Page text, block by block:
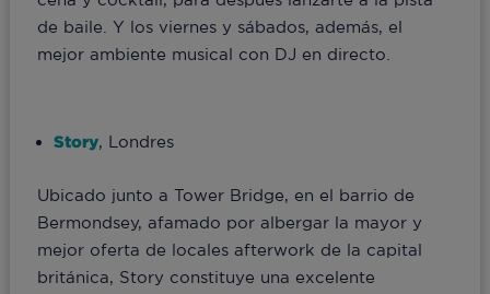
de baile. Y los viernes y sábados, además, el
mejor ambiente musical con DJ en directo.
Story, Londres
Ubicado junto a Tower Bridge, en el barrio de
Bermondsey, afamado por albergar la mayor y
mejor oferta de locales afterwork de la capital
británica, Story constituye una excelente